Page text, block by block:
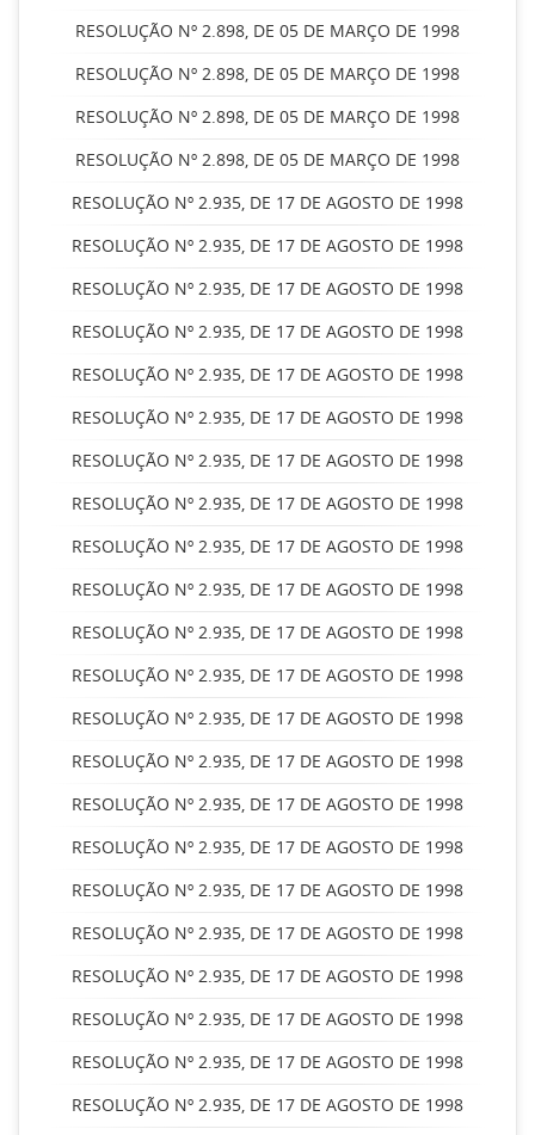
RESOLUÇÃO Nº 2.898, DE 05 DE MARÇO DE 1998
RESOLUÇÃO Nº 2.898, DE 05 DE MARÇO DE 1998
RESOLUÇÃO Nº 2.898, DE 05 DE MARÇO DE 1998
RESOLUÇÃO Nº 2.898, DE 05 DE MARÇO DE 1998
RESOLUÇÃO Nº 2.935, DE 17 DE AGOSTO DE 1998
RESOLUÇÃO Nº 2.935, DE 17 DE AGOSTO DE 1998
RESOLUÇÃO Nº 2.935, DE 17 DE AGOSTO DE 1998
RESOLUÇÃO Nº 2.935, DE 17 DE AGOSTO DE 1998
RESOLUÇÃO Nº 2.935, DE 17 DE AGOSTO DE 1998
RESOLUÇÃO Nº 2.935, DE 17 DE AGOSTO DE 1998
RESOLUÇÃO Nº 2.935, DE 17 DE AGOSTO DE 1998
RESOLUÇÃO Nº 2.935, DE 17 DE AGOSTO DE 1998
RESOLUÇÃO Nº 2.935, DE 17 DE AGOSTO DE 1998
RESOLUÇÃO Nº 2.935, DE 17 DE AGOSTO DE 1998
RESOLUÇÃO Nº 2.935, DE 17 DE AGOSTO DE 1998
RESOLUÇÃO Nº 2.935, DE 17 DE AGOSTO DE 1998
RESOLUÇÃO Nº 2.935, DE 17 DE AGOSTO DE 1998
RESOLUÇÃO Nº 2.935, DE 17 DE AGOSTO DE 1998
RESOLUÇÃO Nº 2.935, DE 17 DE AGOSTO DE 1998
RESOLUÇÃO Nº 2.935, DE 17 DE AGOSTO DE 1998
RESOLUÇÃO Nº 2.935, DE 17 DE AGOSTO DE 1998
RESOLUÇÃO Nº 2.935, DE 17 DE AGOSTO DE 1998
RESOLUÇÃO Nº 2.935, DE 17 DE AGOSTO DE 1998
RESOLUÇÃO Nº 2.935, DE 17 DE AGOSTO DE 1998
RESOLUÇÃO Nº 2.935, DE 17 DE AGOSTO DE 1998
RESOLUÇÃO Nº 2.935, DE 17 DE AGOSTO DE 1998